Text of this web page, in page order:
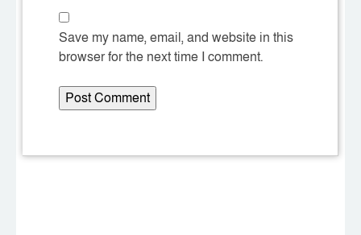
Save my name, email, and website in this
browser for the next time I comment.